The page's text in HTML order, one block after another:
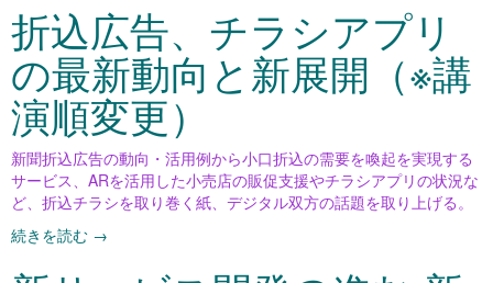
折込広告、チラシアプリ
の最新動向と新展開（※講
演順変更）
新聞折込広告の動向・活用例から小口折込の需要を喚起を実現する
サービス、ARを活用した小売店の販促支援やチラシアプリの状況な
ど、折込チラシを取り巻く紙、デジタル双方の話題を取り上げる。
続きを読む →